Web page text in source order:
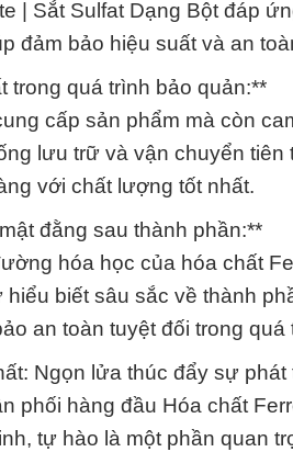
| Sắt Sulfat Dạng Bột đáp
đảm bảo hiệu suất và an
trong quá trình bảo quản:**
cấp sản phẩm mà còn
lưu trữ và vận chuyển
với chất lượng tốt nhất.
đằng sau thành phần:**
hóa học của hóa chất
hiểu biết sâu sắc về thành
an toàn tuyệt đối trong
Ngọn lửa thúc đẩy sự phát
phối hàng đầu Hóa chất
tự hào là một phần quan